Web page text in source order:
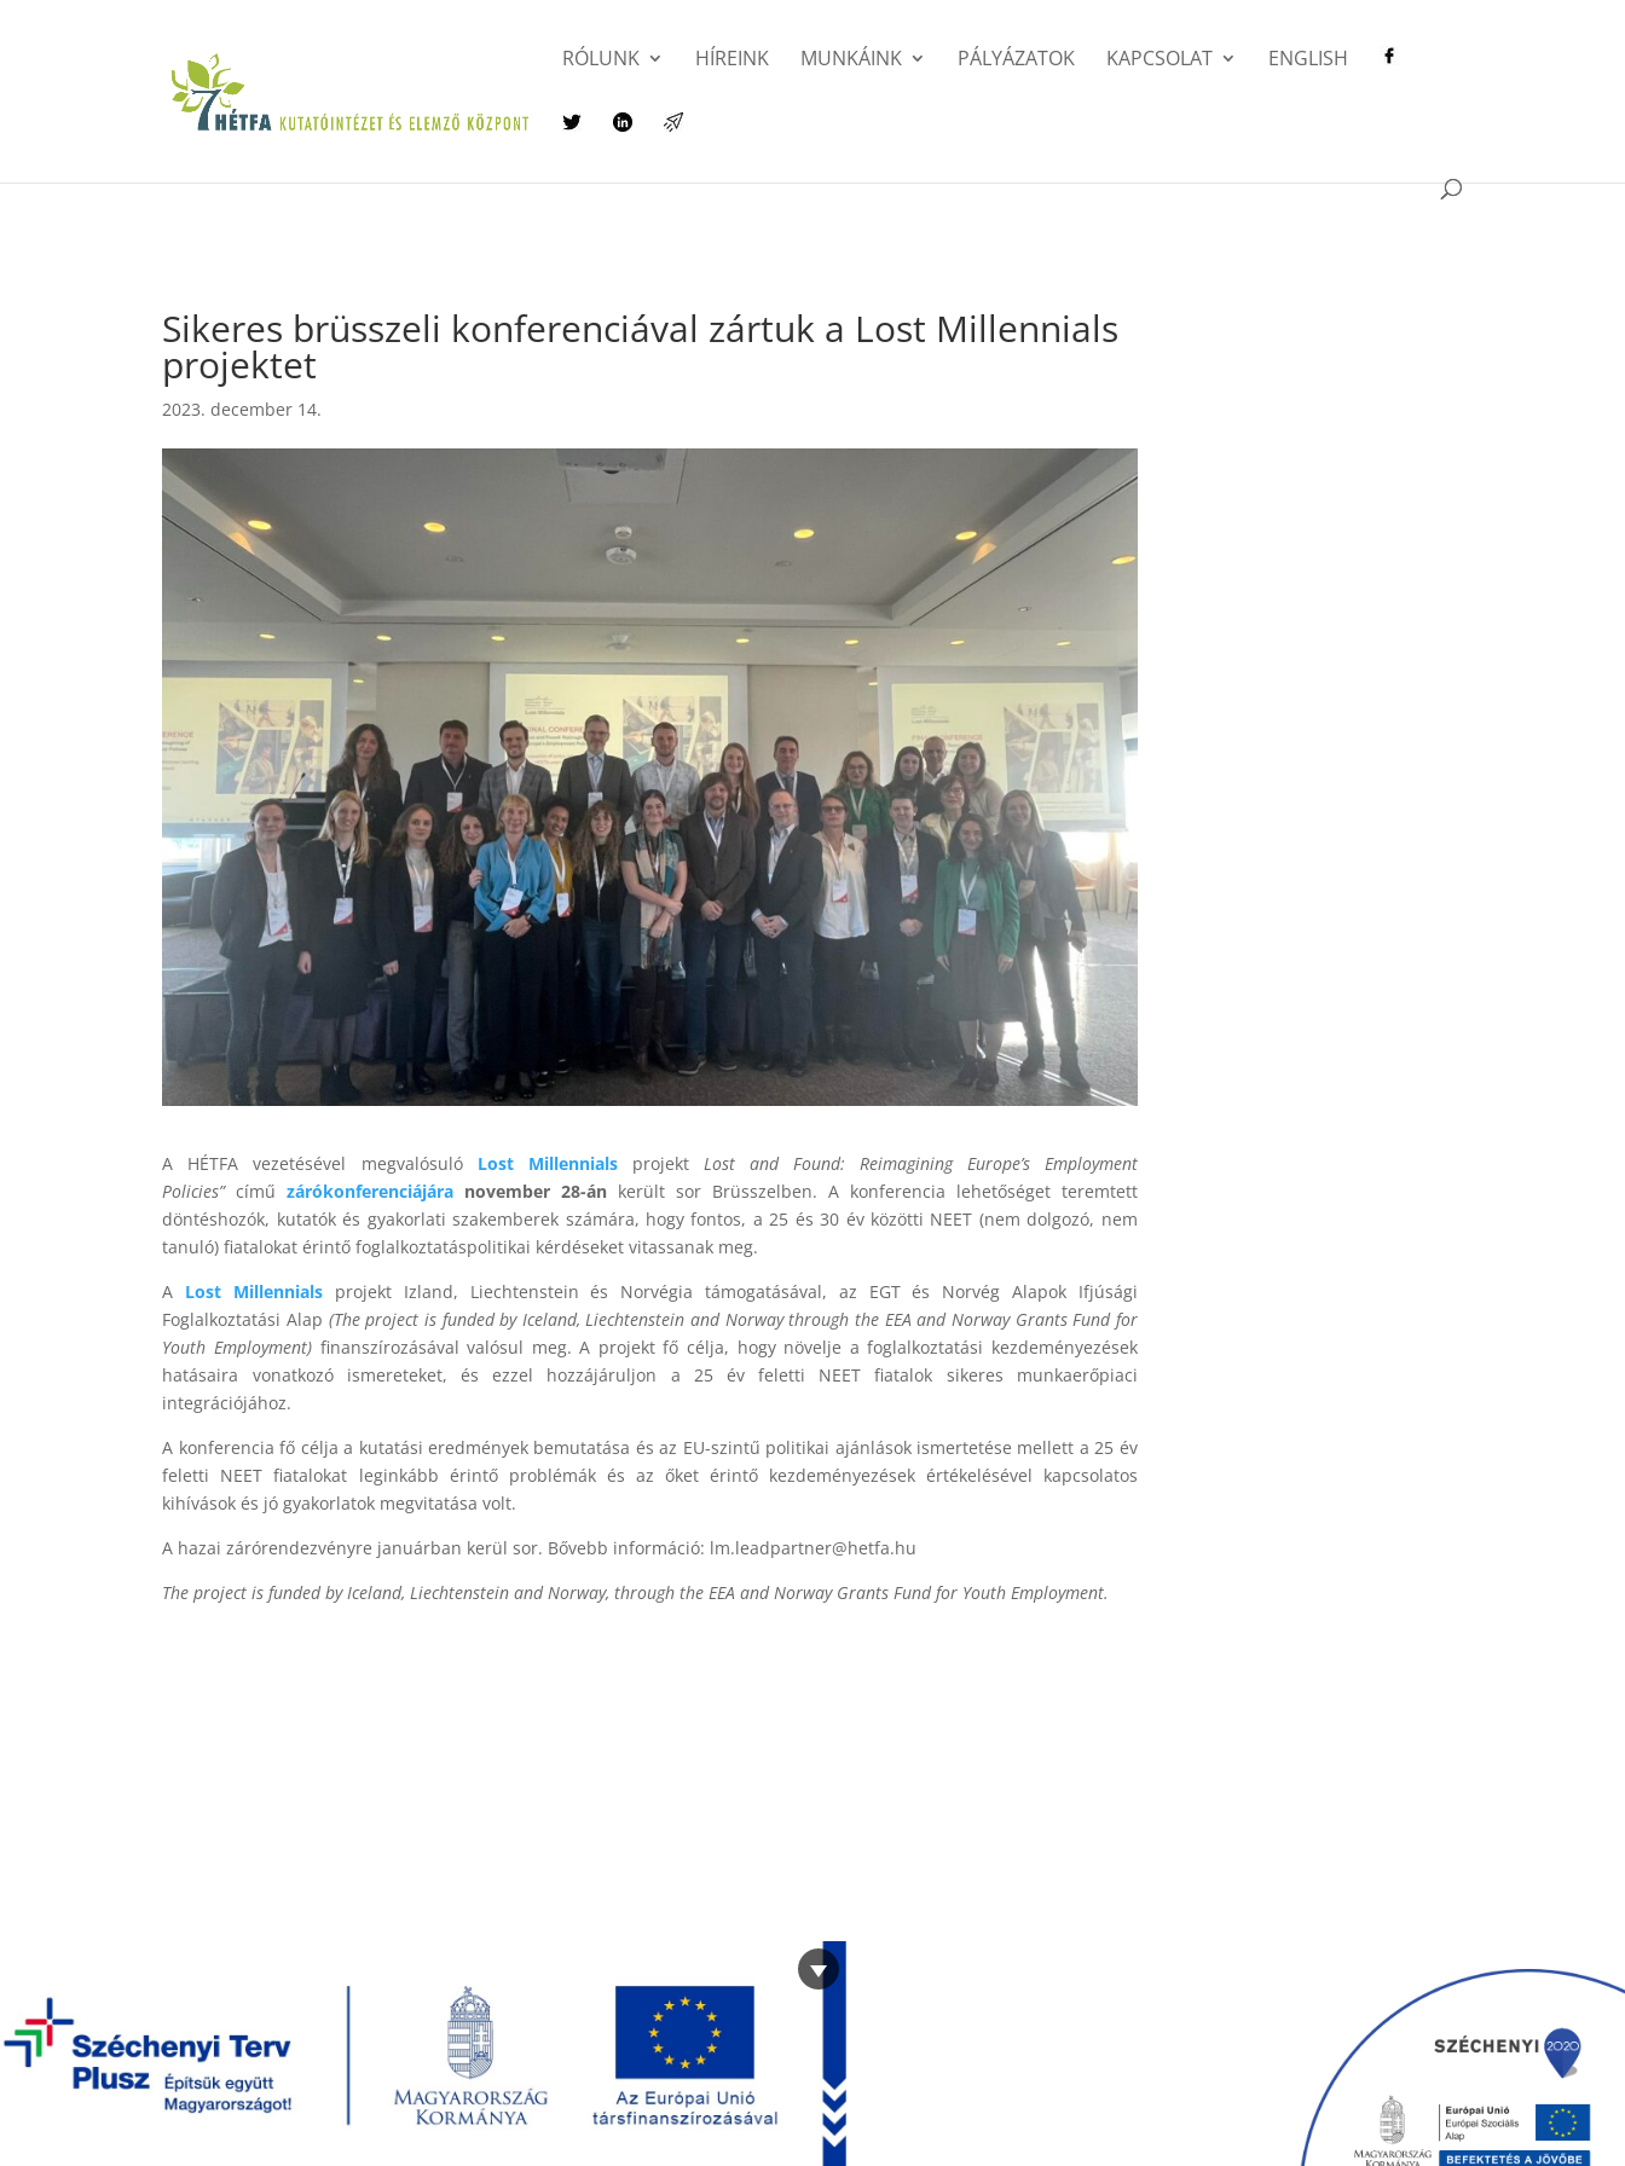
RÓLUNK HÍREINK MUNKÁINK PÁLYÁZATOK KAPCSOLAT ENGLISH
Sikeres brüsszeli konferenciával zártuk a Lost Millennials
projektet
2023. december 14.
A HÉTFA vezetésével megvalósuló Lost Millennials projekt Lost and Found: Reimagining Europe’s Employment
Policies”címűzárókonferenciájára november 28-án került sor Brüsszelben. A konferencia lehetőséget teremtett
döntéshozók, kutatók és gyakorlati szakemberek számára, hogy fontos, a 25 és 30 év közötti NEET (nem dolgozó, nem
tanuló) fiatalokat érintő foglalkoztatáspolitikai kérdéseket vitassanak meg.
A Lost Millennials projekt Izland, Liechtenstein és Norvégia támogatásával, az EGT és Norvég Alapok Ifjúsági
Foglalkoztatási Alap (The project is funded by Iceland, Liechtenstein and Norway through the EEA and Norway Grants Fund for
Youth Employment)finanszírozásával valósul meg. A projekt fő célja, hogy növelje a foglalkoztatási kezdeményezések
hatásaira vonatkozó ismereteket, és ezzel hozzájáruljon a 25 év feletti NEET fiatalok sikeres munkaerőpiaci
integrációjához.
A konferencia fő célja a kutatási eredmények bemutatása és az EU-szintű politikai ajánlások ismertetése mellett a 25 év
feletti NEET fiatalokat leginkább érintő problémák és az őket érintő kezdeményezések értékelésével kapcsolatos
kihívások és jó gyakorlatok megvitatása volt.
A hazai zárórendezvényre januárban kerül sor. Bővebb információ: lm.leadpartner@hetfa.hu
The project is funded by Iceland, Liechtenstein and Norway, through the EEA and Norway Grants Fund for Youth Employment.